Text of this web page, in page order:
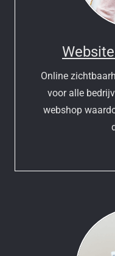
Online
voor alle
webshop